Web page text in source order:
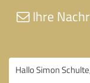
Ihre